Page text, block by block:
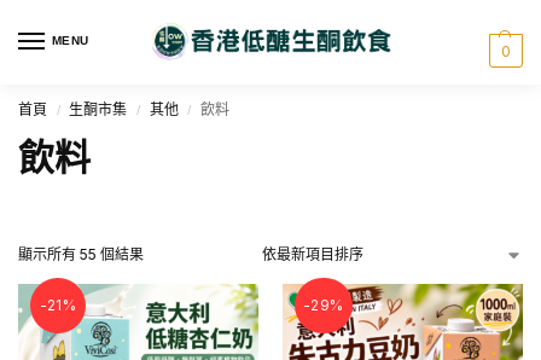
MENU
0
首頁 / 生酮市集 / 其他 / 飲料
飲料
顯示所有 55 個結果
-21% -29%